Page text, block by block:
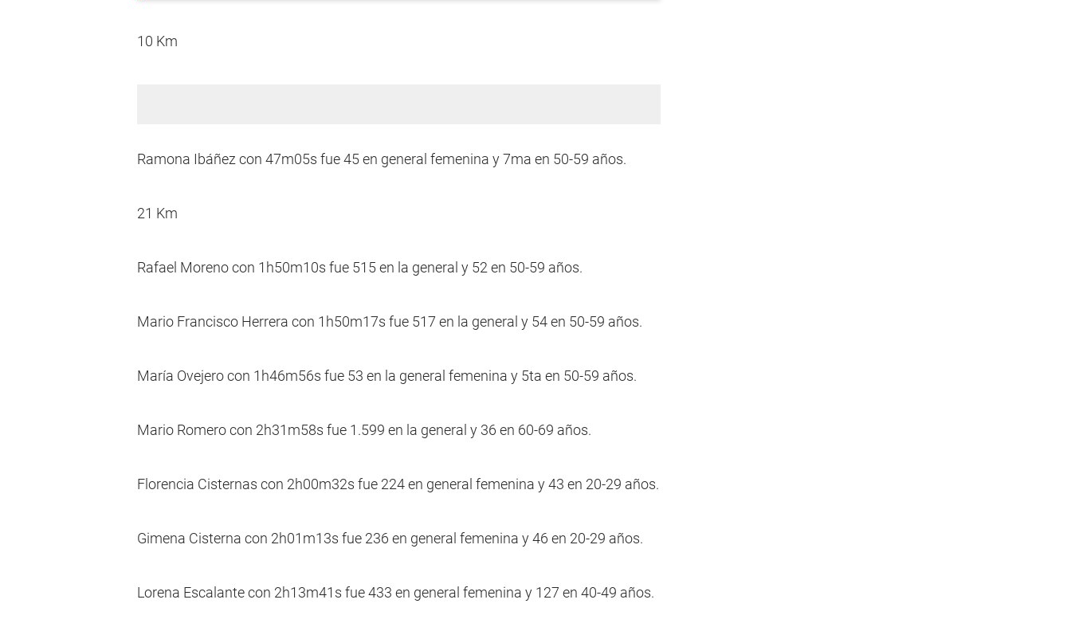
10 Km
Ramona Ibáñez con 47m05s fue 45 en general femenina y 7ma en 50-59 años.
21 Km
Rafael Moreno con 1h50m10s fue 515 en la general y 52 en 50-59 años.
Mario Francisco Herrera con 1h50m17s fue 517 en la general y 54 en 50-59 años.
María Ovejero con 1h46m56s fue 53 en la general femenina y 5ta en 50-59 años.
Mario Romero con 2h31m58s fue 1.599 en la general y 36 en 60-69 años.
Florencia Cisternas con 2h00m32s fue 224 en general femenina y 43 en 20-29 años.
Gimena Cisterna con 2h01m13s fue 236 en general femenina y 46 en 20-29 años.
Lorena Escalante con 2h13m41s fue 433 en general femenina y 127 en 40-49 años.